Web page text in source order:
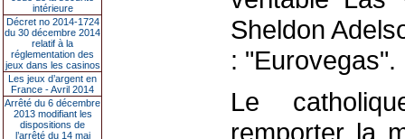
intérieure
Décret no 2014-1724
du 30 décembre 2014
relatif à la
réglementation des
jeux dans les casinos
Les jeux d’argent en
France - Avril 2014
Arrêté du 6 décembre
2013 modifiant les
dispositions de
l’arrêté du 14 mai
Sheldon
: "Eurovegas".
Le
remporter la